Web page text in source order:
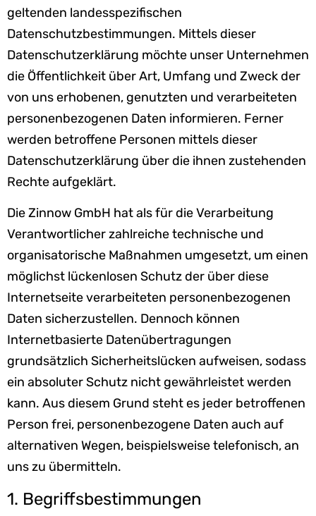
geltenden landesspezifischen
Datenschutzbestimmungen. Mittels dieser
Datenschutzerklärung möchte unser Unternehmen
die Öffentlichkeit über Art, Umfang und Zweck der
von uns erhobenen, genutzten und verarbeiteten
personenbezogenen Daten informieren. Ferner
werden betroffene Personen mittels dieser
Datenschutzerklärung über die ihnen zustehenden
Rechte aufgeklärt.
Die Zinnow GmbH hat als für die Verarbeitung
Verantwortlicher zahlreiche technische und
organisatorische Maßnahmen umgesetzt, um einen
möglichst lückenlosen Schutz der über diese
Internetseite verarbeiteten personenbezogenen
Daten sicherzustellen. Dennoch können
Internetbasierte Datenübertragungen
grundsätzlich Sicherheitslücken aufweisen, sodass
ein absoluter Schutz nicht gewährleistet werden
kann. Aus diesem Grund steht es jeder betroffenen
Person frei, personenbezogene Daten auch auf
alternativen Wegen, beispielsweise telefonisch, an
uns zu übermitteln.
1. Begriffsbestimmungen